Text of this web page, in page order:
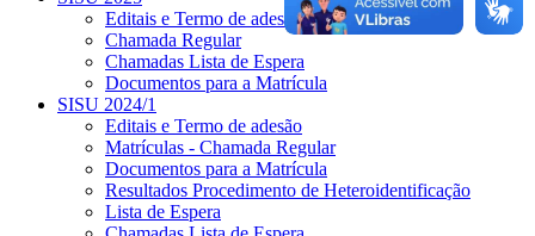
Editais e Termo de adesão
Chamada Regular
Chamadas Lista de Espera
Documentos para a Matrícula
SISU 2024/1
Editais e Termo de adesão
Matrículas - Chamada Regular
Documentos para a Matrícula
Resultados Procedimento de Heteroidentificação
Lista de Espera